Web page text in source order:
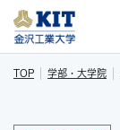
TOP 学部・大学院